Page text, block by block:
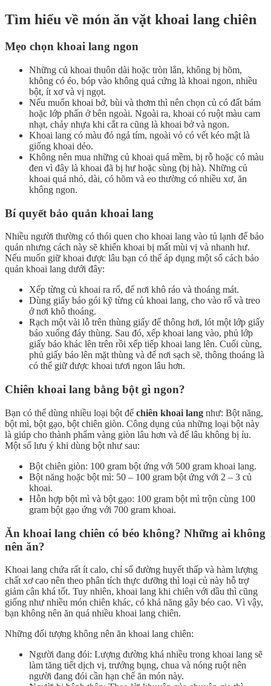
Tìm hiểu về món ăn vặt khoai lang chiên
Mẹo chọn khoai lang ngon
Những củ khoai thuôn dài hoặc tròn lẳn, không bị hõm,
không có éo, bóp vào không quá cứng là khoai ngon, nhiều
bột, ít xơ và vị ngọt.
Nếu muốn khoai bở, bùi và thơm thì nên chọn củ có đất bám
hoặc lớp phấn ở bên ngoài. Ngoài ra, khoai có ruột màu cam
nhạt, chảy nhựa khi cắt ra cũng là khoai bở và ngon.
Khoai lang có màu đỏ ngả tím, ngoài vỏ có vết kéo mật là
giống khoai dẻo.
Không nên mua những củ khoai quá mềm, bị rỗ hoặc có màu
đen vì đây là khoai đã bị hư hoặc sùng (bị hà). Những củ
khoai quá nhỏ, dài, có hõm và eo thường có nhiều xơ, ăn
không ngon.
Bí quyết bảo quản khoai lang
Nhiều người thường có thói quen cho khoai lang vào tủ lạnh để bảo
quản nhưng cách này sẽ khiến khoai bị mất mùi vị và nhanh hư.
Nếu muốn giữ khoai được lâu bạn có thể áp dụng một số cách bảo
quản khoai lang dưới đây:
Xếp từng củ khoai ra rổ, để nơi khô ráo và thoáng mát.
Dùng giấy báo gói kỹ từng củ khoai lang, cho vào rổ và treo
ở nơi khô thoáng.
Rạch một vài lỗ trên thùng giấy để thông hơi, lót một lớp giấy
báo xuống đáy thùng. Sau đó, xếp khoai lang vào, phủ lớp
giấy báo khác lên trên rồi xếp tiếp khoai lang lên. Cuối cùng,
phủ giấy báo lên mặt thùng và để nơi sạch sẽ, thông thoáng là
có thể giữ được khoai tươi ngon lâu hơn.
Chiên khoai lang bằng bột gì ngon?
Bạn có thể dùng nhiều loại bột để chiên khoai lang như: Bột năng,
bột mì, bột gạo, bột chiên giòn. Công dụng của những loại bột này
là giúp cho thành phẩm vàng giòn lâu hơn và để lâu không bị ỉu.
Một số lưu ý khi dùng bột như sau:
Bột chiên giòn: 100 gram bột ứng với 500 gram khoai lang.
Bột năng hoặc bột mì: 50 – 100 gram bột ứng với 2 – 3 củ
khoai.
Hỗn hợp bột mì và bột gạo: 100 gram bột mì trộn cùng 100
gram bột gạo ứng với 700 gram khoai.
Ăn khoai lang chiên có béo không? Những ai không
nên ăn?
Khoai lang chứa rất ít calo, chỉ số đường huyết thấp và hàm lượng
chất xơ cao nên theo phân tích thực dưỡng thì loại củ này hỗ trợ
giảm cân khá tốt. Tuy nhiên, khoai lang khi chiên với dầu thì cũng
giống như nhiều món chiên khác, có khả năng gây béo cao. Vì vậy,
bạn không nên ăn quá nhiều khoai lang chiên.
Những đối tượng không nên ăn khoai lang chiên:
Người đang đói: Lượng đường khá nhiều trong khoai lang sẽ
làm tăng tiết dịch vị, trướng bụng, chua và nóng ruột nên
người đang đói cần hạn chế ăn món này.